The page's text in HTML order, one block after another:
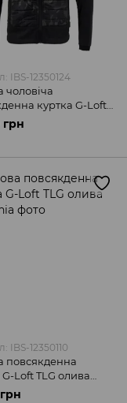
IBS-12350124
чоловіча
куртка G-Loft
Carinthia
грн
IBS-12350110
повсякденна
G-Loft TLG олива